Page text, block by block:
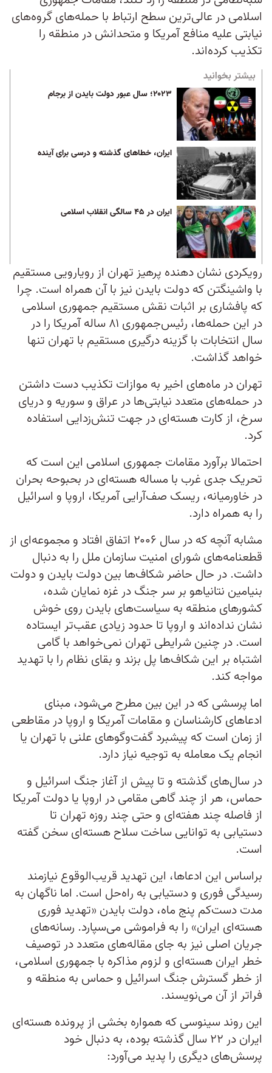
اسلامی در عالی‌ترین سطح ارتباط با حمله‌های گروه‌های
نیابتی علیه منافع آمریکا و متحدانش در منطقه را
تکذیب کرده‌اند.
بیشتر بخوانید
۲۰۲۳؛ سال عبور دولت بایدن از برجام
ایران، خطاهای گذشته و درسی برای آینده
ایران در ۴۵ سالگی انقلاب اسلامی
رویکردی نشان دهنده پرهیز تهران از رویارویی مستقیم
با واشینگتن‌ که دولت بایدن نیز با آن همراه است. چرا
که پافشاری بر اثبات نقش مستقیم جمهوری اسلامی
در این حمله‌ها، رئیس‌جمهوری ۸۱ ساله آمریکا را در
سال انتخابات با گزینه درگیری مستقیم با تهران تنها
خواهد گذاشت.
تهران در ماه‌های اخیر به موازات تکذیب دست داشتن
در حمله‌‌های متعدد نیابتی‌ها در عراق و سوریه و دریای
سرخ، از کارت هسته‌ای در جهت تنش‌زدایی استفاده
کرد.
احتمالا برآورد مقامات جمهوری اسلامی این است که
تحریک جدی غرب با مساله هسته‌ای در بحبوحه بحران
در خاورمیانه، ریسک صف‌آرایی آمریکا، اروپا و اسرائیل
را به همراه دارد.
مشابه آنچه که در سال ۲۰۰۶ اتفاق افتاد و مجموعه‌ای از
قطعنامه‌های شورای امنیت سازمان ملل را به دنبال
داشت. در حال حاضر شکاف‌ها بین دولت بایدن و دولت
بنیامین نتانیاهو بر سر جنگ در غزه نمایان شده،
کشورهای منطقه به سیاست‌های بایدن روی خوش
نشان نداده‌اند و اروپا تا حدود زیادی عقب‌تر ایستاده
است. در چنین شرایطی تهران نمی‌خواهد با گامی
اشتباه بر این شکاف‌ها پل بزند و بقای نظام را با تهدید
مواجه کند.
اما پرسشی که در این بین مطرح می‌شود، مبنای
ادعاهای کارشناسان و مقامات آمریکا و اروپا در مقاطعی
از زمان است که پیشبرد گفت‌و‌گوهای علنی با تهران یا
انجام یک معامله به توجیه نیاز دارد.
در سال‌های گذشته و تا پیش از آغاز جنگ اسرائیل و
حماس، هر از چند گاهی مقامی در اروپا یا دولت آمریکا
از فاصله چند هفته‌ای و حتی چند روزه تهران تا
دستیابی به توانایی ساخت سلاح هسته‌ای سخن گفته
است.
براساس این ادعاها، این تهدید قریب‌الوقوع نیازمند
رسیدگی فوری و دستیابی به راه‌حل است. اما ناگهان به
مدت دست‌کم پنج ماه، دولت بایدن «تهدید فوری
هسته‌ای ایران» را به فراموشی می‌سپارد. رسانه‌های
جریان اصلی نیز به جای مقاله‌های متعدد در توصیف
خطر ایران هسته‌ای و لزوم مذاکره با جمهوری اسلامی،
از خطر گسترش جنگ اسرائیل و حماس به منطقه و
فراتر از آن می‌نویسند.
این روند سینوسی که همواره بخشی از پرونده هسته‌ای
ایران در ۲۲ سال گذشته بوده، به دنبال خود
پرسش‌های دیگری را پدید می‌آورد: